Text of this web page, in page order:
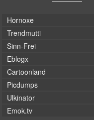
Hornoxe
Trendmutti
Sinn-Frei
Eblogx
Cartoonland
Picdumps
Ulkinator
Emok.tv